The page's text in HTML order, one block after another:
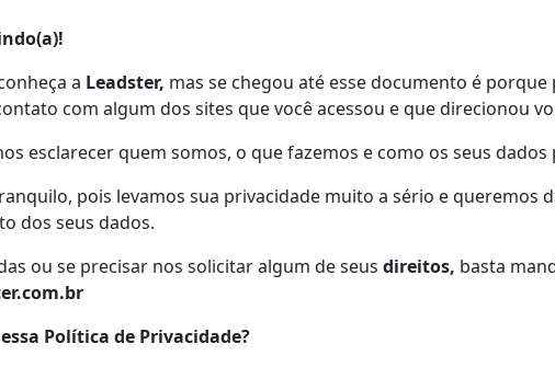
a Leadster, mas se chegou até esse documento é
com algum dos sites que você acessou e que direcionou
esclarecer quem somos, o que fazemos e como os seus dados
pois levamos sua privacidade muito a sério e queremos
dos seus dados.
ou se precisar nos solicitar algum de seus direitos, basta
Política de Privacidade?